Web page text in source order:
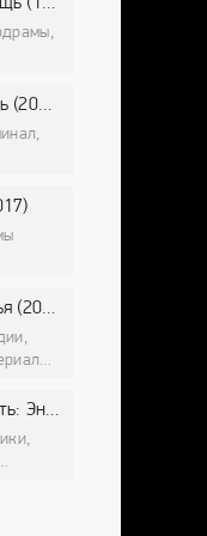
Дурная кровь (2017)
Время счастья (2017)
Звездный путь: Энтерпрайз (2001)